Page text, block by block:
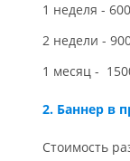
1 неделя -
2 недели -
1 месяц -
2. Баннер в
Стоимость